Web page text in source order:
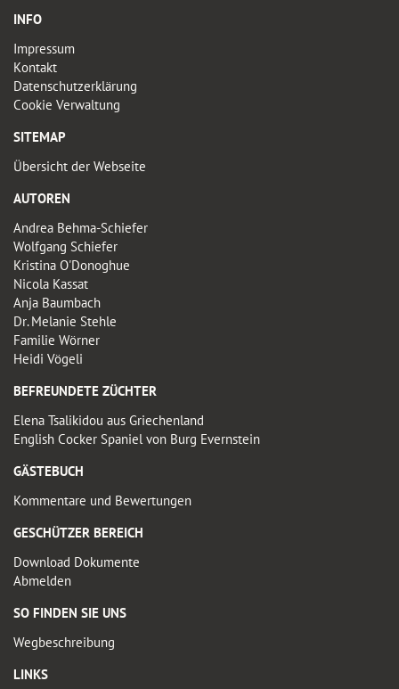
INFO
Impressum
Kontakt
Datenschutzerklärung
Cookie Verwaltung
SITEMAP
Übersicht der Webseite
AUTOREN
Andrea Behma-Schiefer
Wolfgang Schiefer
Kristina O'Donoghue
Nicola Kassat
Anja Baumbach
Dr. Melanie Stehle
Familie Wörner
Heidi Vögeli
BEFREUNDETE ZÜCHTER
Elena Tsalikidou aus Griechenland
English Cocker Spaniel von Burg Evernstein
GÄSTEBUCH
Kommentare und Bewertungen
GESCHÜTZER BEREICH
Download Dokumente
Abmelden
SO FINDEN SIE UNS
Wegbeschreibung
LINKS